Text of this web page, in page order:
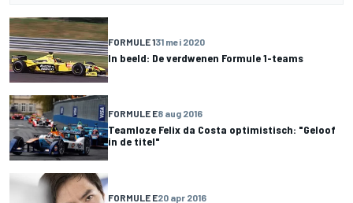
FORMULE 131 mei 2020
In beeld: De verdwenen Formule 1-teams
FORMULE E8 aug 2016
Teamloze Felix da Costa optimistisch: "Geloof
in de titel"
FORMULE E20 apr 2016